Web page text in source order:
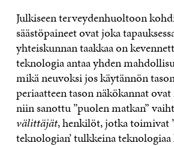
Julkiseen terveydenhuoltoon
säästöpaineet ovat joka
yhteiskunnan taakkaa on
teknologia antaa yhden
mikä neuvoksi jos käytännön
periaatteen tason näkökannat
niin sanottu ”puolen matkan”
välittäjät, henkilöt, jotka toimivat
teknologian’ tulkkeina